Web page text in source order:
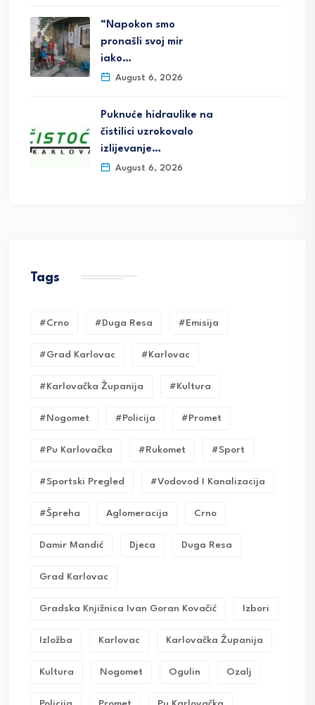
“Napokon smo
pronašli svoj mir
iako…
August 6, 2026
Puknuće hidraulike na
čistilici uzrokovalo
izlijevanje…
August 6, 2026
Tags
#crno #duga Resa #emisija
#grad Karlovac #karlovac
#karlovačka Županija #kultura
#nogomet #policija #promet
#pu Karlovačka #rukomet #sport
#sportski Pregled #vodovod I Kanalizacija
#Špreha Aglomeracija Crno
Damir Mandić Djeca Duga Resa
Grad Karlovac
Gradska Knjižnica Ivan Goran Kovačić Izbori
Izložba Karlovac Karlovačka Županija
Kultura Nogomet Ogulin Ozalj